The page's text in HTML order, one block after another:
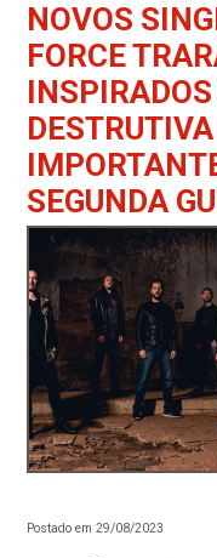
NOVOS
FORCE
SEGUNDA
Postado em 29/08/2023